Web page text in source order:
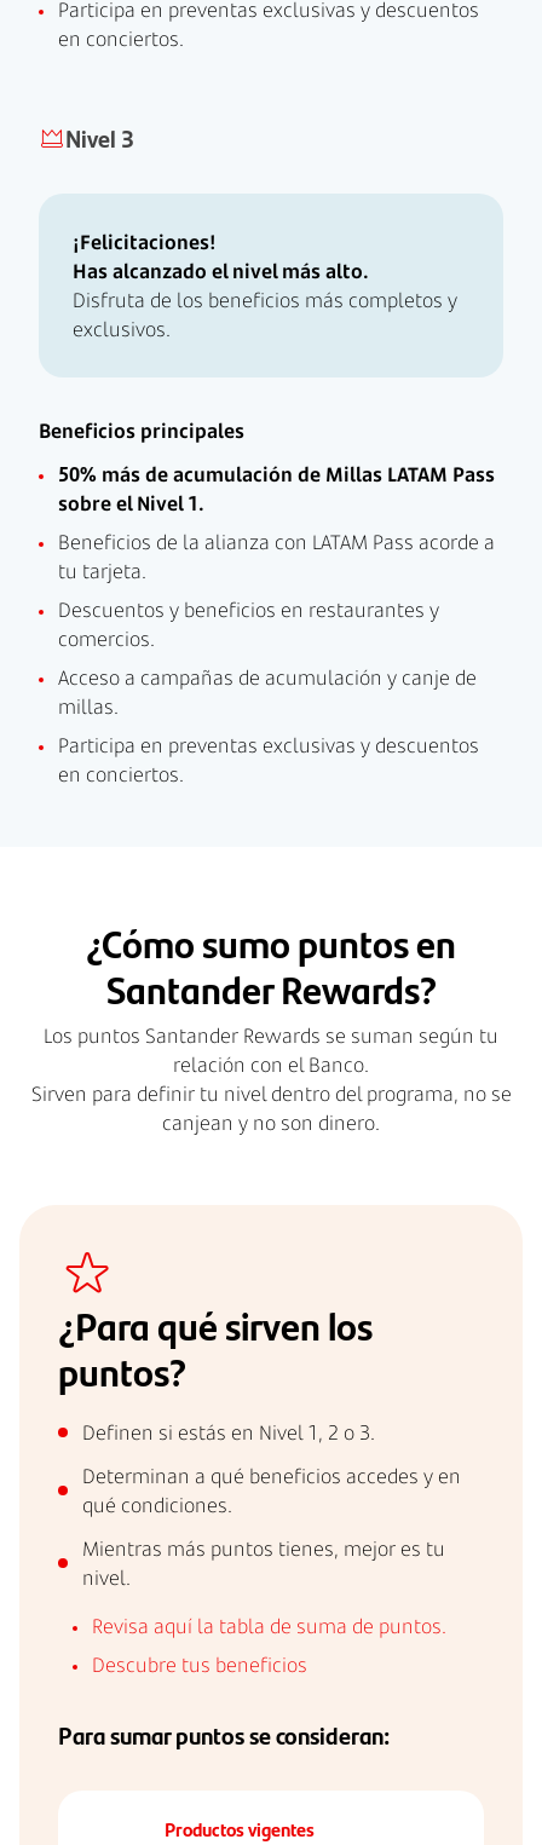
Participa en preventas exclusivas y descuentos
en conciertos.
Nivel 3
¡Felicitaciones!
Has alcanzado el nivel más alto.
Disfruta de los beneficios más completos y
exclusivos.
Beneficios principales
50% más de acumulación de Millas LATAM Pass
sobre el Nivel 1.
Beneficios de la alianza con LATAM Pass acorde a
tu tarjeta.
Descuentos y beneficios en restaurantes y
comercios.
Acceso a campañas de acumulación y canje de
millas.
Participa en preventas exclusivas y descuentos
en conciertos.
¿Cómo sumo puntos en
Santander Rewards?
Los puntos Santander Rewards se suman según tu
relación con el Banco.
Sirven para definir tu nivel dentro del programa, no se
canjean y no son dinero.
¿Para qué sirven los
puntos?
Definen si estás en Nivel 1, 2 o 3.
Determinan a qué beneficios accedes y en
qué condiciones.
Mientras más puntos tienes, mejor es tu
nivel.
Revisa aquí la tabla de suma de puntos.
Descubre tus beneficios
Para sumar puntos se consideran:
Productos vigentes